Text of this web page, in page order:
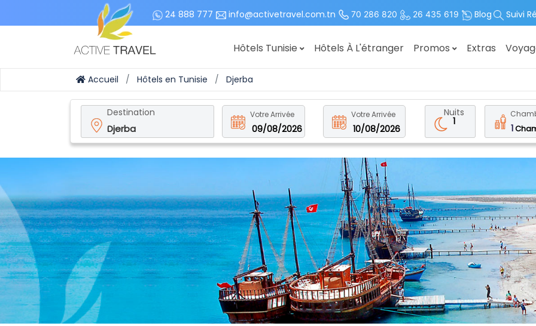
24 888 777 info@activetravel.com.tn 70 286 820 26 435 619 Blog Suivi
Hôtels Tunisie Hôtels À L'étranger Promos Extras
Accueil Hôtels en Tunisie Djerba
Destination Votre Arrivée
09/08/2026
Votre Arrivée
10/08/2026
Nuits
1
1